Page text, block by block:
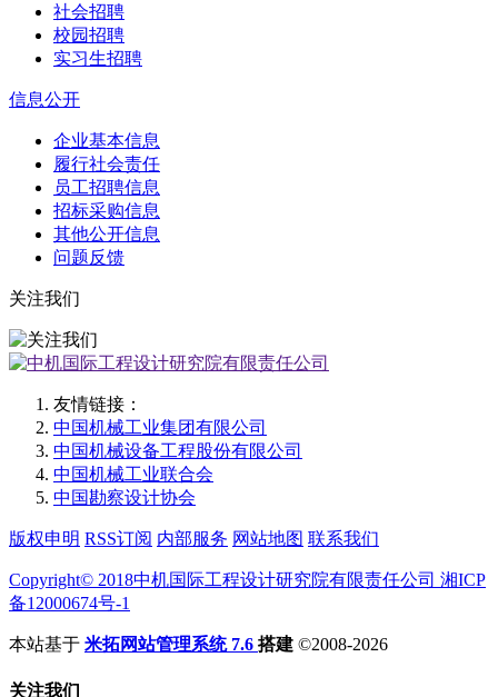
社会招聘
校园招聘
实习生招聘
信息公开
企业基本信息
履行社会责任
员工招聘信息
招标采购信息
其他公开信息
问题反馈
关注我们
友情链接：
中国机械工业集团有限公司
中国机械设备工程股份有限公司
中国机械工业联合会
中国勘察设计协会
版权申明 RSS订阅 内部服务 网站地图 联系我们
Copyright© 2018中机国际工程设计研究院有限责任公司 湘ICP
备12000674号-1
本站基于 米拓网站管理系统 7.6 搭建 ©2008-2026
关注我们